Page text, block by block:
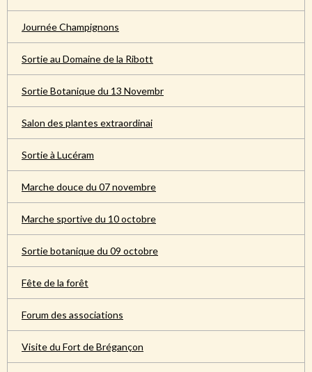
Journée Champignons
Sortie au Domaine de la Ribott
Sortie Botanique du 13 Novembr
Salon des plantes extraordinai
Sortie à Lucéram
Marche douce du 07 novembre
Marche sportive du 10 octobre
Sortie botanique du 09 octobre
Fête de la forêt
Forum des associations
Visite du Fort de Brégançon